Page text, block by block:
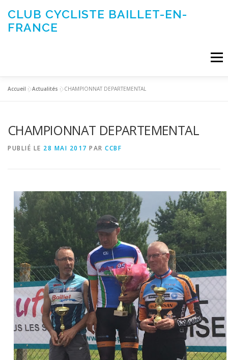
contenu
CLUB CYCLISTE BAILLET-EN-
FRANCE
Menu
SORTIES CLUB CONTACTEZ-NOUS
Accueil »Actualités »CHAMPIONNAT DEPARTEMENTAL
CHAMPIONNAT DEPARTEMENTAL
PUBLIÉ LE 28 MAI 2017 PAR CCBF